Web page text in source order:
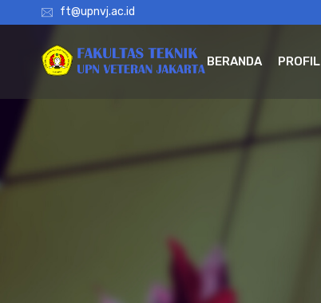
ft@upnvj.ac.id
BERANDA PROFIL